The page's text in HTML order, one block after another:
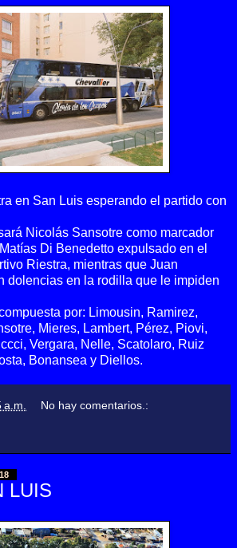
en San Luis esperando el partido con
Nicolás Sansotre como marcador
Di Benedetto expulsado en el
Riestra, mientras que Juan
dolencias en la rodilla que le impiden
por: Limousin, Ramirez,
Mieres, Lambert, Pérez, Piovi,
Vergara, Nelle, Scatolaro, Ruiz
Bonansea y Diellos.
a.m. No hay comentarios.:
LUIS